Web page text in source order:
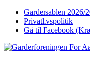
Gardersablen 2026/
Privatlivspolitik
Gå til Facebook